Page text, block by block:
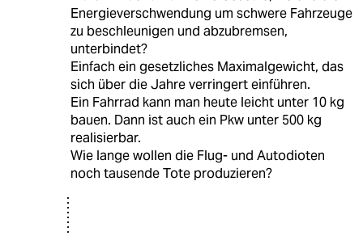
Energieverschwendung um schwere Fahrzeuge
zu beschleunigen und abzubremsen,
unterbindet?
Einfach ein gesetzliches Maximalgewicht, das
sich über die Jahre verringert einführen.
Ein Fahrrad kann man heute leicht unter 10 kg
bauen. Dann ist auch ein Pkw unter 500 kg
realisierbar.
Wie lange wollen die Flug- und Autodioten
noch tausende Tote produzieren?